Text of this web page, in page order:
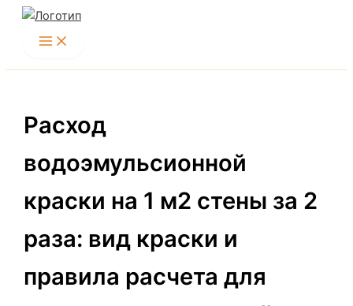
Перейти
Расход
водоэмульсионной
краски на 1 м2 стены за 2
раза: вид краски и
правила расчета для